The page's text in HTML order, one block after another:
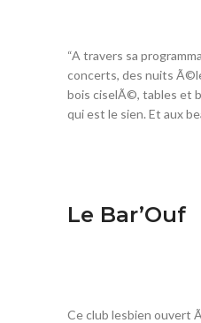
“A travers sa
concerts, des nuits
bois ciselÃ©, tables et
qui est le sien. Et aux
Le Bar’Ouf
Ce club lesbien ouvert